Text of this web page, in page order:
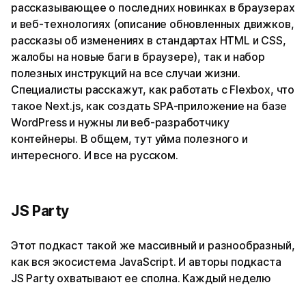
рассказывающее о последних новинках в браузерах
и веб-технологиях (описание обновленных движков,
рассказы об изменениях в стандартах HTML и CSS,
жалобы на новые баги в браузере), так и набор
полезных инструкций на все случаи жизни.
Специалисты расскажут, как работать с Flexbox, что
такое Next.js, как создать SPA-приложение на базе
WordPress и нужны ли веб-разработчику
контейнеры. В общем, тут уйма полезного и
интересного. И все на русском.
JS Party
Этот подкаст такой же массивный и разнообразный,
как вся экосистема JavaScript. И авторы подкаста
JS Party охватывают ее сполна. Каждый неделю